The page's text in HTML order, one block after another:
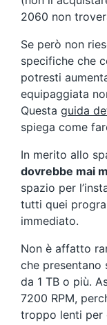
2060 non
Se però non
specifiche che
potresti
equipaggiata
Questa guida
spiega come
In merito allo
dovrebbe mai
spazio per
tutti quei
immediato.
Non è affatto
che presentano
da 1 TB o più.
7200 RPM,
troppo lenti per